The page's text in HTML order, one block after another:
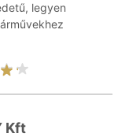
legyen
Kft